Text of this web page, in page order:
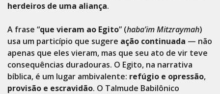
herdeiros de uma aliança.
A frase “que vieram ao Egito” (haba’im Mitzraymah)
usa um particípio que sugere ação continuada — não
apenas que eles vieram, mas que seu ato de vir teve
consequências duradouras. O Egito, na narrativa
bíblica, é um lugar ambivalente: refúgio e opressão,
provisão e escravidão. O Talmude Babilônico